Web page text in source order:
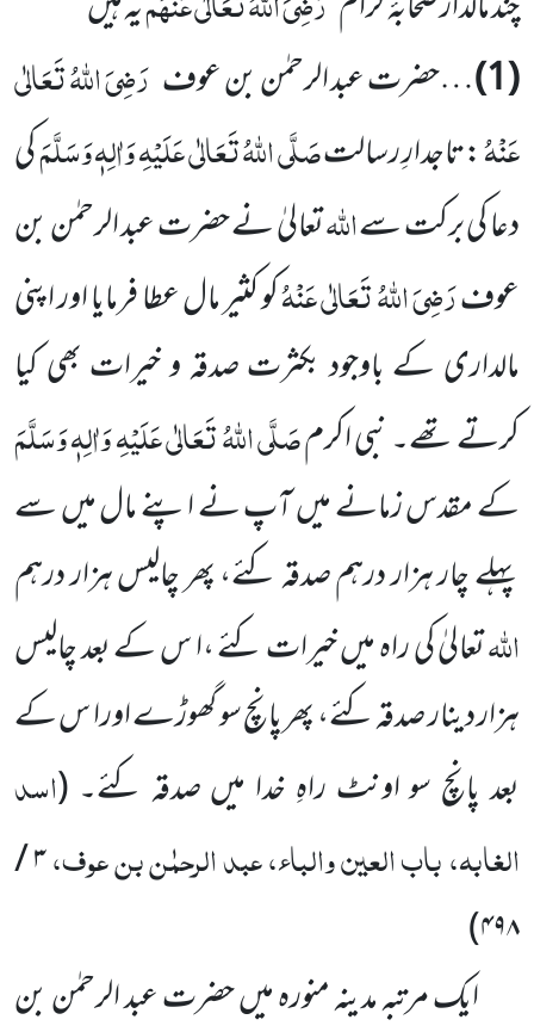
(1) …حضرت عبد الرحمٰن بن عوف رَضِیَ اللہُ تَعَالٰی
عَنْہُ:تاجدارِ رسالتصَلَّی اللہُ تَعَالٰی عَلَیْہِ وَاٰلِہٖ وَسَلَّمَکی
دعا کی برکت سےاللہتعالیٰ نے حضرت عبد الرحمٰن بن
عوفرَضِیَ اللہُ تَعَالٰی عَنْہُکو کثیر مال عطا فرمایا اور اپنی
مالداری کے باوجود بکثرت صدقہ و خیرات بھی کیا
کرتے تھے۔ نبی اکرمصَلَّی اللہُ تَعَالٰی عَلَیْہِ وَاٰلِہٖ وَسَلَّمَ
کے مقدس زمانے میں آپ نے اپنے مال میں سے
پہلے چار ہزار درہم صدقہ کئے، پھر چالیس ہزار درہم
اللہتعالیٰ کی راہ میں خیرات کئے ،ا س کے بعد چالیس
ہزار دینار صدقہ کئے، پھر پانچ سو گھوڑے اورا س کے
بعد پانچ سو اونٹ راہِ خدا میں صدقہ کئے۔ (اسد
الغابہ، باب العین والباء، عبد الرحمٰن بن عوف، ۳ /
۴۹۸)
ایک مرتبہ مدینہ منورہ میں حضرت عبد الرحمٰن بن